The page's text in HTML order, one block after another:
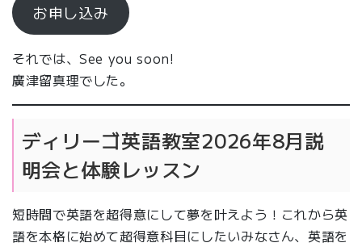
お申し込み
それでは、See you soon!
廣津留真理でした。
ディリーゴ英語教室2026年8月説
明会と体験レッスン
短時間で英語を超得意にして夢を叶えよう！これから英
語を本格に始めて超得意科目にしたいみなさん、英語を